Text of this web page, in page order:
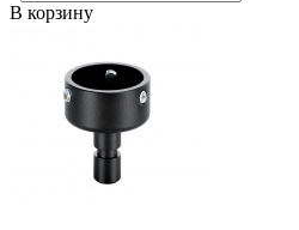
В корзину